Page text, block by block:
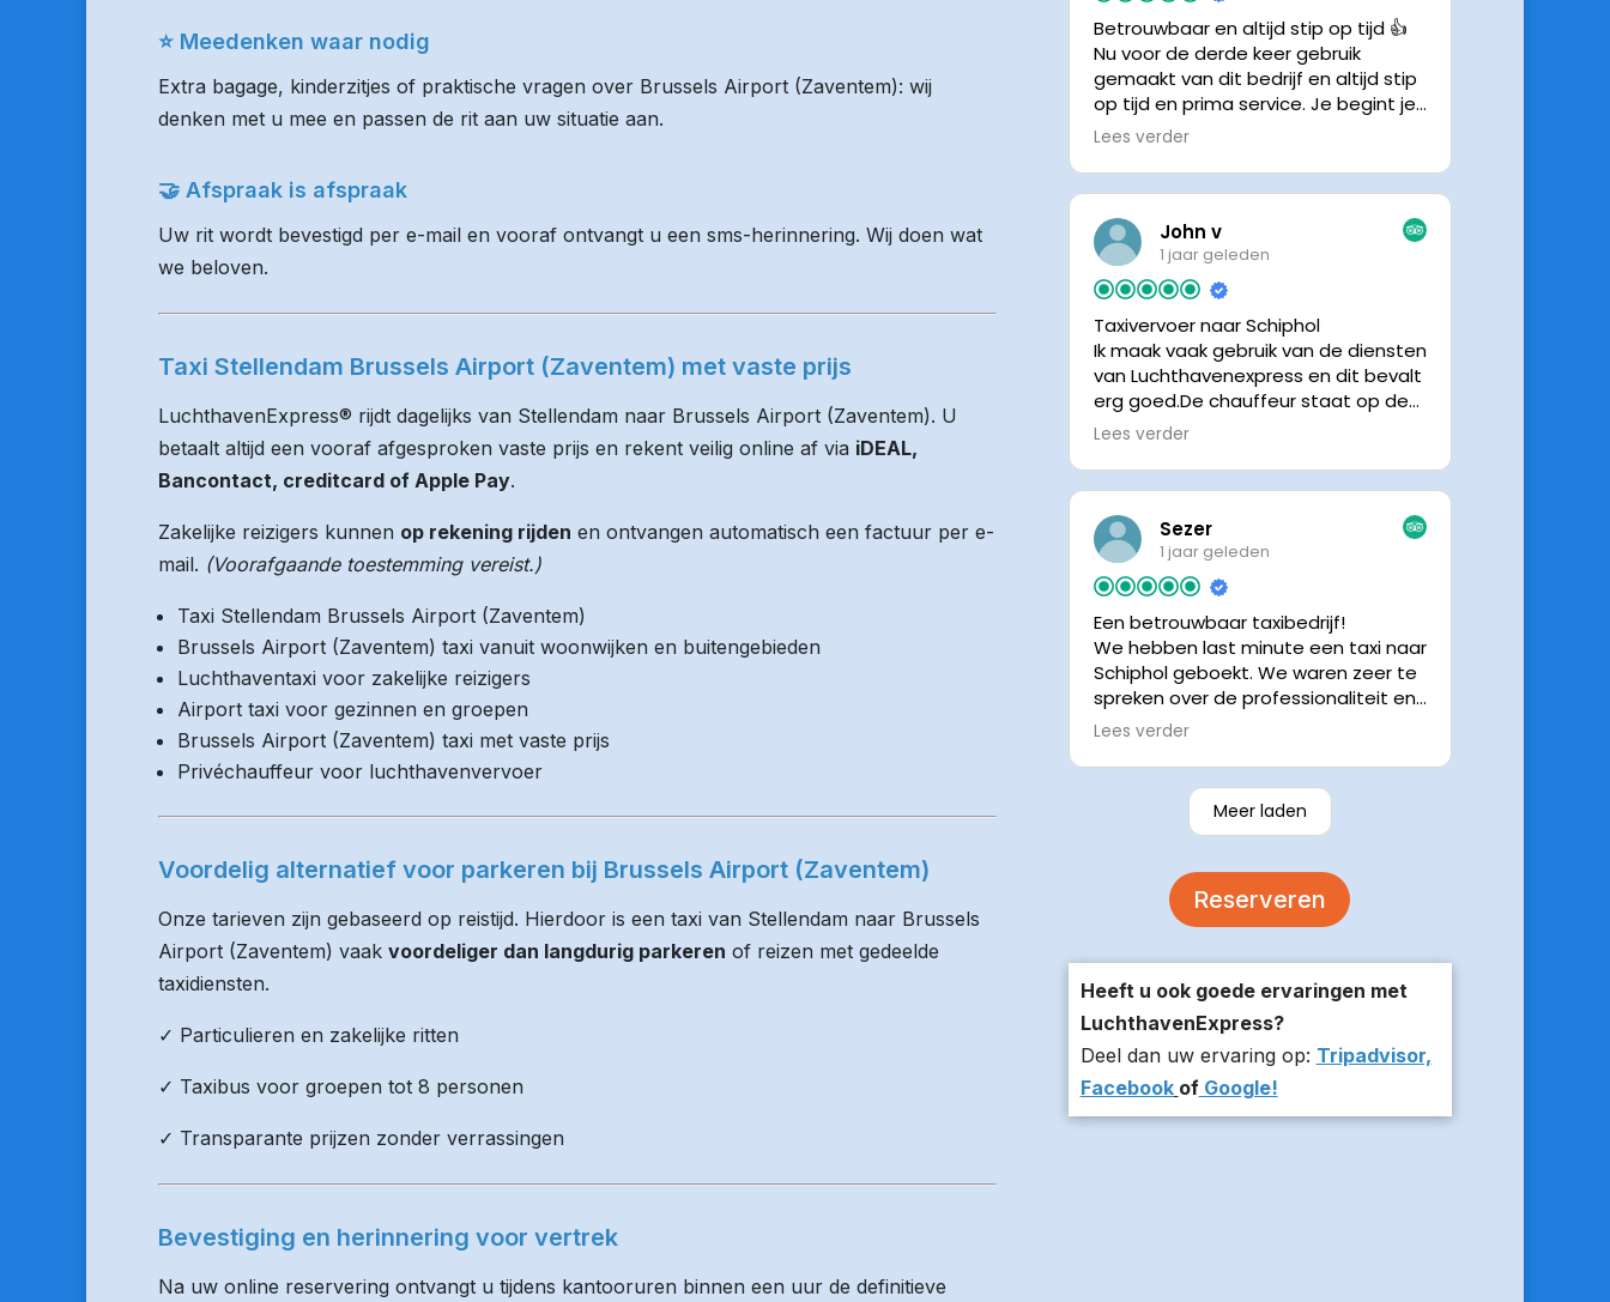
⭐ Meedenken waar nodig
Extra bagage, kinderzitjes of praktische vragen over Brussels Airport (Zaventem): wij
denken met u mee en passen de rit aan uw situatie aan.
🤝 Afspraak is afspraak
Uw rit wordt bevestigd per e-mail en vooraf ontvangt u een sms-herinnering. Wij doen wat
we beloven.
Taxi Stellendam Brussels Airport (Zaventem) met vaste prijs
LuchthavenExpress® rijdt dagelijks van Stellendam naar Brussels Airport (Zaventem). U
betaalt altijd een vooraf afgesproken vaste prijs en rekent veilig online af via iDEAL,
Bancontact, creditcard of Apple Pay.
Zakelijke reizigers kunnen op rekening rijden en ontvangen automatisch een factuur per e-
mail. (Voorafgaande toestemming vereist.)
Taxi Stellendam Brussels Airport (Zaventem)
Brussels Airport (Zaventem) taxi vanuit woonwijken en buitengebieden
Luchthaventaxi voor zakelijke reizigers
Airport taxi voor gezinnen en groepen
Brussels Airport (Zaventem) taxi met vaste prijs
Privéchauffeur voor luchthavenvervoer
Voordelig alternatief voor parkeren bij Brussels Airport (Zaventem)
Onze tarieven zijn gebaseerd op reistijd. Hierdoor is een taxi van Stellendam naar Brussels
Airport (Zaventem) vaak voordeliger dan langdurig parkeren of reizen met gedeelde
taxidiensten.
✓ Particulieren en zakelijke ritten
✓ Taxibus voor groepen tot 8 personen
✓ Transparante prijzen zonder verrassingen
Bevestiging en herinnering voor vertrek
Na uw online reservering ontvangt u tijdens kantooruren binnen een uur de definitieve
Betrouwbaar en altijd stip op tijd 👍
Nu voor de derde keer gebruik
gemaakt van dit bedrijf en altijd stip
op tijd en prima service. Je begint je
vakantie zonder zorgen iig. 👍👍
Lees verder
John v
1 jaar geleden
Taxivervoer naar Schiphol
Ik maak vaak gebruik van de diensten
van Luchthavenexpress en dit bevalt
erg goed.De chauffeur staat op de
afgesproken tijd klaar om je op te
neemt de chauffeur direct contact
staat.Altijd nette chauffeurs, en in
mijn geval is het voordeliger dan
parkeren op P3 bij 9 dagen parkeren.
En dan hopen dat je auto geen
schade heeft ivm de krappe
parkeervakken. Ik beveel
Luchthavenexpress dan ook zeker
aan.
Lees verder
Sezer
1 jaar geleden
Een betrouwbaar taxibedrijf!
We hebben last minute een taxi naar
Schiphol geboekt. We waren zeer te
spreken over de professionaliteit en
vriendelijkheid van luchthavenexpres!
verzekerde om er op tijd te zijn en
stuurde z’n live locatie een paar
minuten voor aanvang bij ons thuis.
volgende keer zou ik weer hier
Lees verder
Meer laden
Reserveren
Heeft u ook goede ervaringen met
LuchthavenExpress?
Deel dan uw ervaring op: Tripadvisor,
Facebook ofGoogle!